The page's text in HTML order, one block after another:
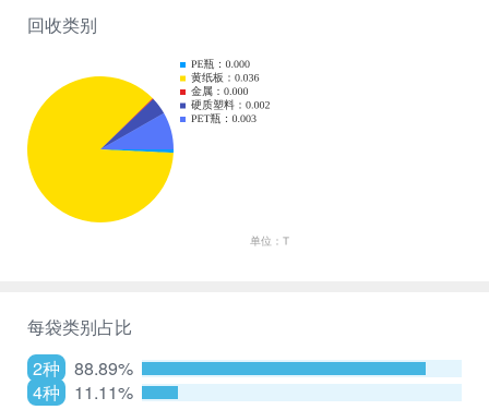
回收类别
每袋类别占比
2种
88.89%
4种
11.11%